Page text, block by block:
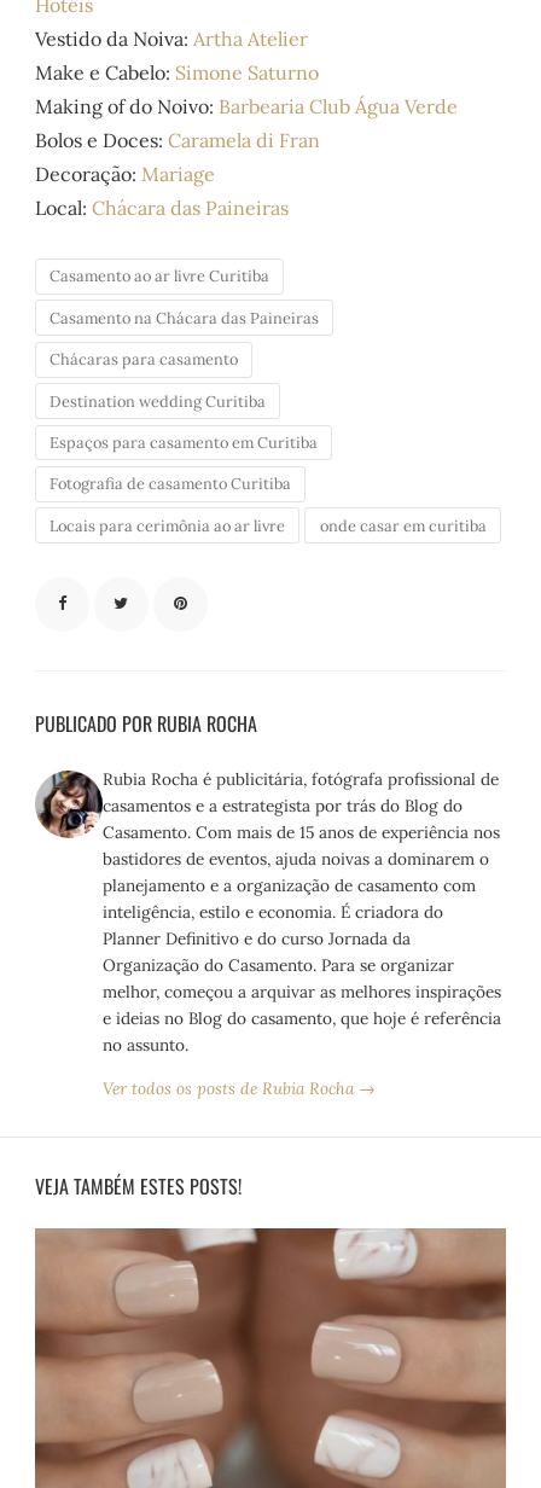
Hotéis
Vestido da Noiva:Artha Atelier
Make e Cabelo: Simone Saturno
Making of do Noivo: Barbearia Club Água Verde
Bolos e Doces:Caramela di Fran
Decoração:Mariage
Local:Chácara das Paineiras
Casamento ao ar livre Curitiba
Casamento na Chácara das Paineiras
Chácaras para casamento
Destination wedding Curitiba
Espaços para casamento em Curitiba
Fotografia de casamento Curitiba
Locais para cerimônia ao ar livre onde casar em curitiba
PUBLICADO POR RUBIA ROCHA
Rubia Rocha é publicitária, fotógrafa profissional de
casamentos e a estrategista por trás do Blog do
Casamento. Com mais de 15 anos de experiência nos
bastidores de eventos, ajuda noivas a dominarem o
planejamento e a organização de casamento com
inteligência, estilo e economia. É criadora do
Planner Definitivo e do curso Jornada da
Organização do Casamento. Para se organizar
melhor, começou a arquivar as melhores inspirações
e ideias no Blog do casamento, que hoje é referência
no assunto.
Ver todos os posts de Rubia Rocha →
VEJA TAMBÉM ESTES POSTS!